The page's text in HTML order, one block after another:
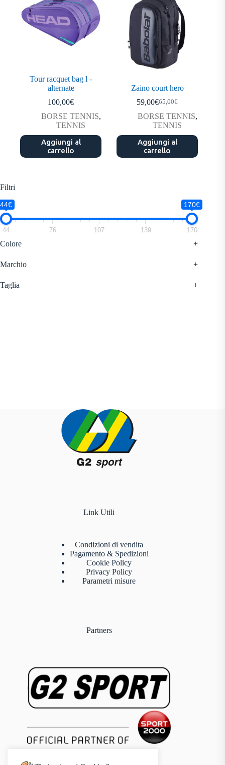
Tour racquet bag l -
alternate
100,00€
BORSE TENNIS,
TENNIS
Aggiungi al
carrello
Zaino court hero
65,00€
Il
prezzo
originale
65,00€.
59,00€Il
prezzo
attuale
59,00€.
BORSE TENNIS,
TENNIS
Aggiungi al
carrello
Filtri
44€ 170€
44 76 107 139 170
Colore +
Marchio +
Taglia +
Link Utili
Condizioni di vendita
Pagamento & Spedizioni
Cookie Policy
Privacy Policy
Parametri misure
Partners